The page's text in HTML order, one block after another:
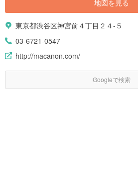
地図を見る
東京都渋谷区神宮前４丁目２４-５
03-6721-0547
http://macanon.com/
Googleで検索